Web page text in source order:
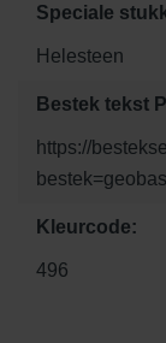
Speciale
Helesteen
Bestek tekst
https://
Kleurcode:
496